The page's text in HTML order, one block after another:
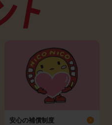
安心の補償制度